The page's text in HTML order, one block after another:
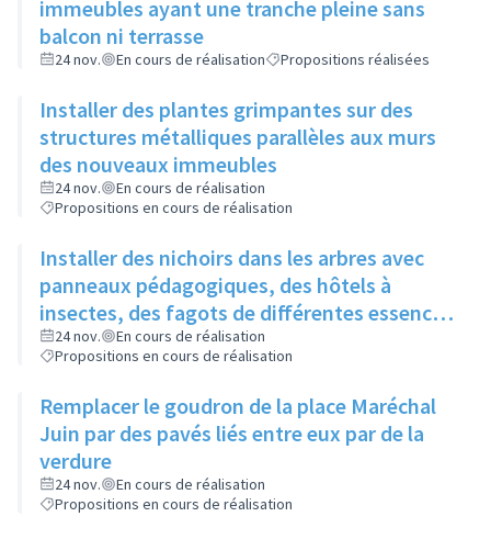
immeubles ayant une tranche pleine sans
balcon ni terrasse
24 nov. En cours de réalisation Propositions réalisées
Installer des plantes grimpantes sur des
structures métalliques parallèles aux murs
des nouveaux immeubles
24 nov.
En cours de réalisation
Propositions en cours de réalisation
Installer des nichoirs dans les arbres avec
panneaux pédagogiques, des hôtels à
insectes, des fagots de différentes essences
pour stimuler la biodiversité sur la place du
Château à la Roue
24 nov.
En cours de réalisation
Propositions en cours de réalisation
Remplacer le goudron de la place Maréchal
Juin par des pavés liés entre eux par de la
verdure
24 nov.
En cours de réalisation
Propositions en cours de réalisation